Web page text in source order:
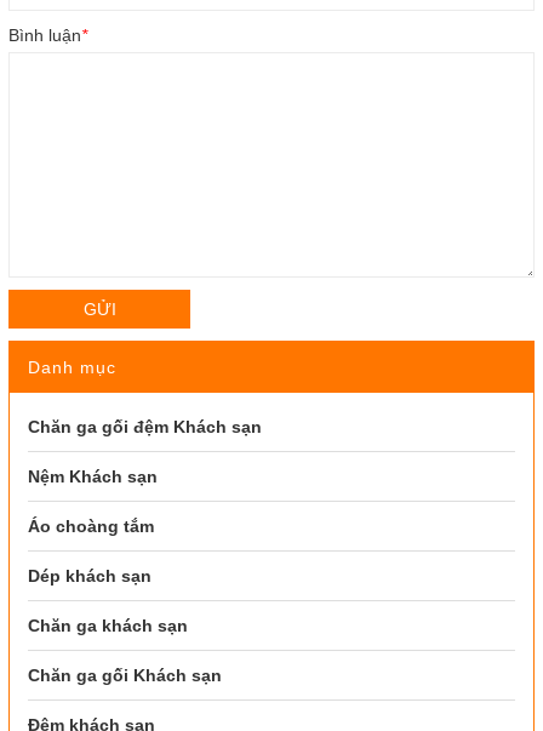
Bình luận*
GỬI
Danh mục
Chăn ga gối đệm Khách sạn
Nệm Khách sạn
Áo choàng tắm
Dép khách sạn
Chăn ga khách sạn
Chăn ga gối Khách sạn
Đệm khách sạn